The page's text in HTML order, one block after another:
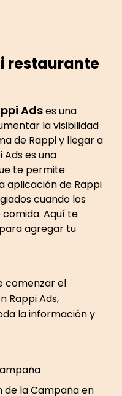
restaurante
Adses una
la visibilidad
de Rappi y llegar a
Ads es una
te permite
aplicación de Rappi
cuando los
Aquí te
agregar tu
comenzar el
Rappi Ads,
la información y
de la Campaña en